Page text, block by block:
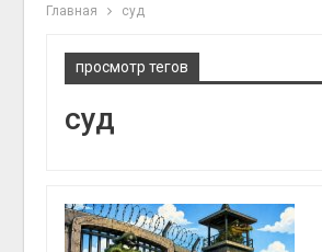
Главная суд
просмотр тегов
суд